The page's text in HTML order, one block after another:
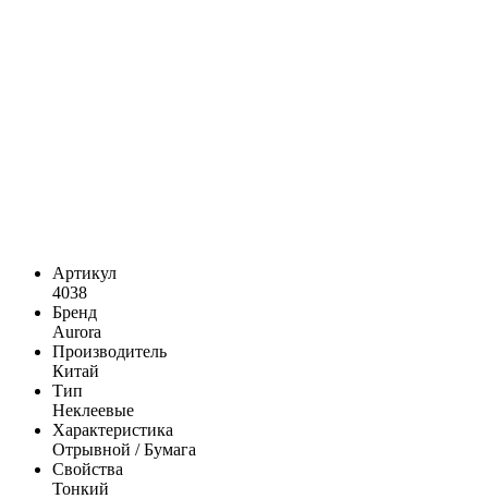
Артикул
4038
Бренд
Aurora
Производитель
Китай
Тип
Неклеевые
Характеристика
Отрывной / Бумага
Свойства
Тонкий